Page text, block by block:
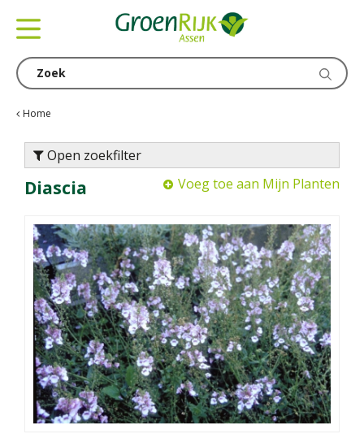
Home
Open zoekfilter
Diascia Voeg toe aan Mijn Planten